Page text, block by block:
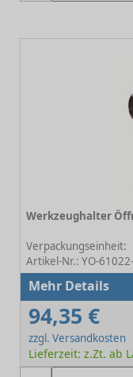
Werkzeughalter
Verpackungseinheit:
Artikel-Nr.: YO-
Mehr Details
94,35 €
zzgl. Versandkosten
Lieferzeit: z.Zt. ab